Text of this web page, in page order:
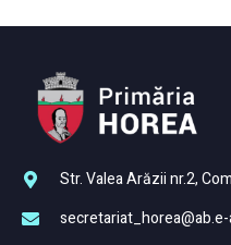
Str. Valea Arăzii nr.2,